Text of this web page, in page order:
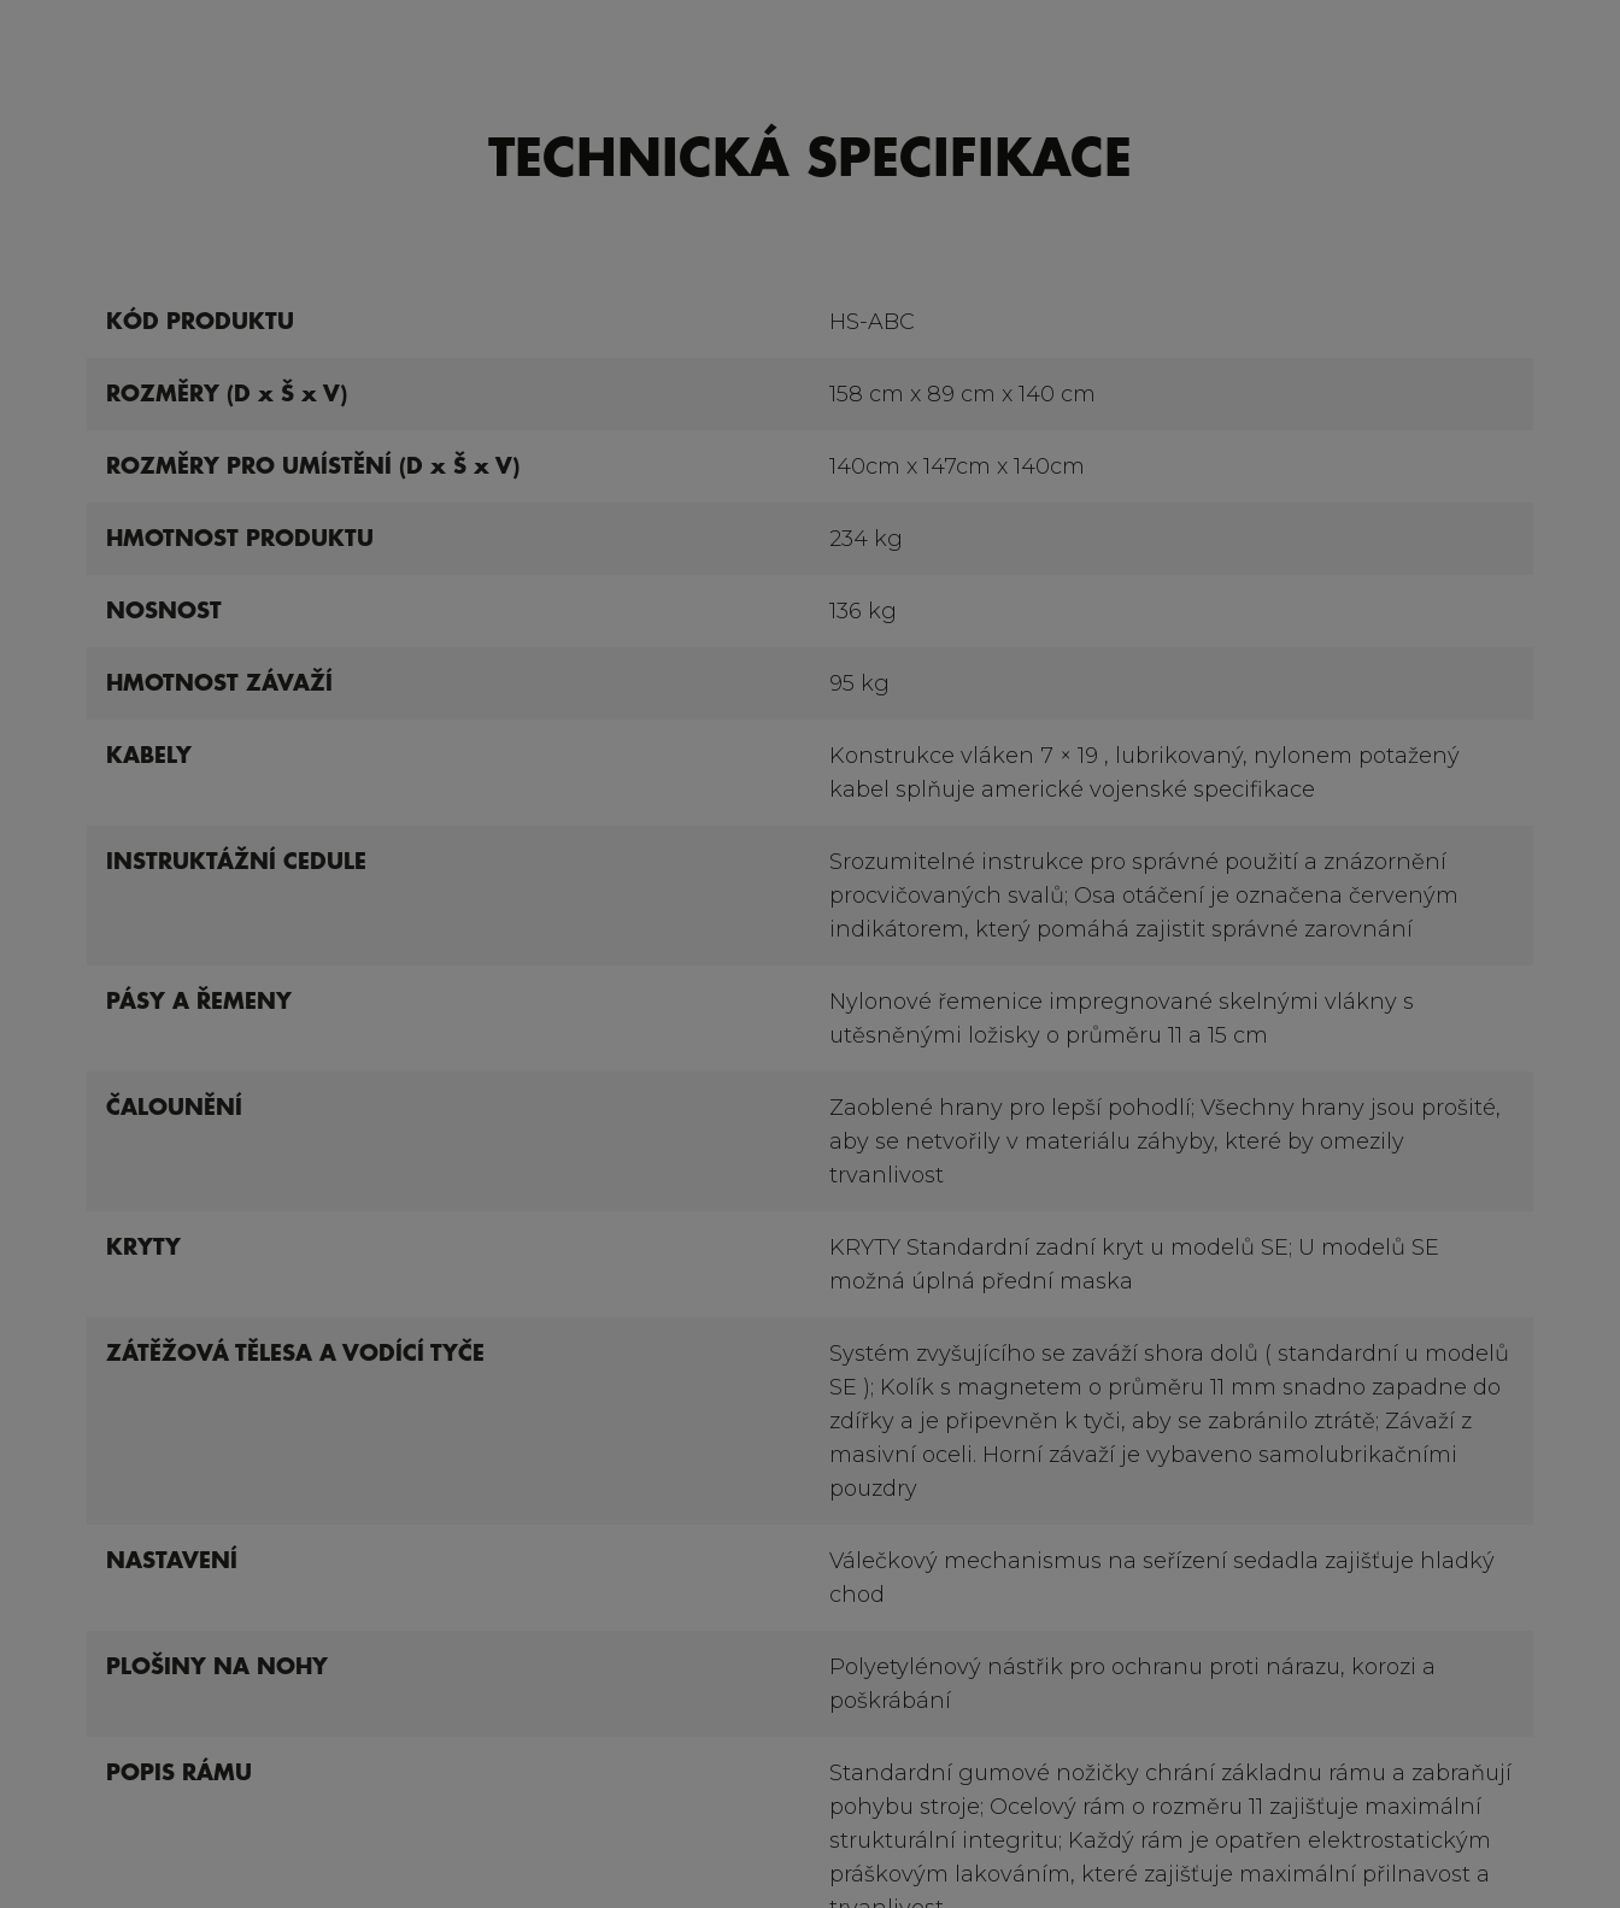
TECHNICKÁ SPECIFIKACE
KÓD PRODUKTU HS-ABC
ROZMĚRY (D x Š x V) 158 cm x 89 cm x 140 cm
ROZMĚRY PRO UMÍSTĚNÍ (D x Š x V) 140cm x 147cm x 140cm
HMOTNOST PRODUKTU 234 kg
NOSNOST 136 kg
HMOTNOST ZÁVAŽÍ 95 kg
KABELY
Konstrukce vláken 7 × 19 , lubrikovaný, nylonem potažený
kabel splňuje americké vojenské specifikace
INSTRUKTÁŽNÍ CEDULE
Srozumitelné instrukce pro správné použití a znázornění
procvičovaných svalů; Osa otáčení je označena červeným
indikátorem, který pomáhá zajistit správné zarovnání
PÁSY A ŘEMENY
Nylonové řemenice impregnované skelnými vlákny s
utěsněnými ložisky o průměru 11 a 15 cm
ČALOUNĚNÍ
Zaoblené hrany pro lepší pohodlí; Všechny hrany jsou prošité,
aby se netvořily v materiálu záhyby, které by omezily
trvanlivost
KRYTY
KRYTY Standardní zadní kryt u modelů SE; U modelů SE
možná úplná přední maska
ZÁTĚŽOVÁ TĚLESA A VODÍCÍ TYČE
Systém zvyšujícího se zaváží shora dolů ( standardní u modelů
SE ); Kolík s magnetem o průměru 11 mm snadno zapadne do
zdířky a je připevněn k tyči, aby se zabránilo ztrátě; Závaží z
masivní oceli. Horní závaží je vybaveno samolubrikačními
pouzdry
NASTAVENÍ
Válečkový mechanismus na seřízení sedadla zajišťuje hladký
chod
PLOŠINY NA NOHY
Polyetylénový nástřik pro ochranu proti nárazu, korozi a
poškrábání
POPIS RÁMU
Standardní gumové nožičky chrání základnu rámu a zabraňují
pohybu stroje; Ocelový rám o rozměru 11 zajišťuje maximální
strukturální integritu; Každý rám je opatřen elektrostatickým
práškovým lakováním, které zajišťuje maximální přilnavost a